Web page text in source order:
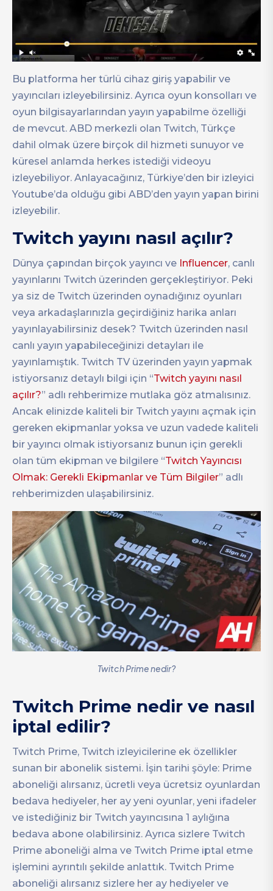
Bu platforma her türlü cihaz giriş yapabilir ve
yayıncıları izleyebilirsiniz. Ayrıca oyun konsolları ve
oyun bilgisayarlarından yayın yapabilme özelliği
de mevcut. ABD merkezli olan Twitch, Türkçe
dahil olmak üzere birçok dil hizmeti sunuyor ve
küresel anlamda herkes istediği videoyu
izleyebiliyor. Anlayacağınız, Türkiye’den bir izleyici
Youtube’da olduğu gibi ABD’den yayın yapan birini
izleyebilir.
Twitch yayını nasıl açılır?
Dünya çapından birçok yayıncı ve Influencer, canlı
yayınlarını Twitch üzerinden gerçekleştiriyor. Peki
ya siz de Twitch üzerinden oynadığınız oyunları
veya arkadaşlarınızla geçirdiğiniz harika anları
yayınlayabilirsiniz desek? Twitch üzerinden nasıl
canlı yayın yapabileceğinizi detayları ile
yayınlamıştık. Twitch TV üzerinden yayın yapmak
istiyorsanız detaylı bilgi için “Twitch yayını nasıl
açılır?” adlı rehberimize mutlaka göz atmalısınız.
Ancak elinizde kaliteli bir Twitch yayını açmak için
gereken ekipmanlar yoksa ve uzun vadede kaliteli
bir yayıncı olmak istiyorsanız bunun için gerekli
olan tüm ekipman ve bilgilere “Twitch Yayıncısı
Olmak: Gerekli Ekipmanlar ve Tüm Bilgiler” adlı
rehberimizden ulaşabilirsiniz.
Twitch Prime nedir?
Twitch Prime nedir ve nasıl
iptal edilir?
Twitch Prime, Twitch izleyicilerine ek özellikler
sunan bir abonelik sistemi. İşin tarihi şöyle: Prime
aboneliği alırsanız, ücretli veya ücretsiz oyunlardan
bedava hediyeler, her ay yeni oyunlar, yeni ifadeler
ve istediğiniz bir Twitch yayıncısına 1 aylığına
bedava abone olabilirsiniz. Ayrıca sizlere Twitch
Prime aboneliği alma ve Twitch Prime iptal etme
işlemini ayrıntılı şekilde anlattık. Twitch Prime
aboneliği alırsanız sizlere her ay hediyeler ve